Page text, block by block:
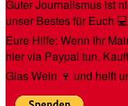
Guter Journalismus ist
unser Bestes für Euch
Eure Hilfe: Wenn Ihr
hier via Paypal tun.
Glas Wein 🍷 und helft